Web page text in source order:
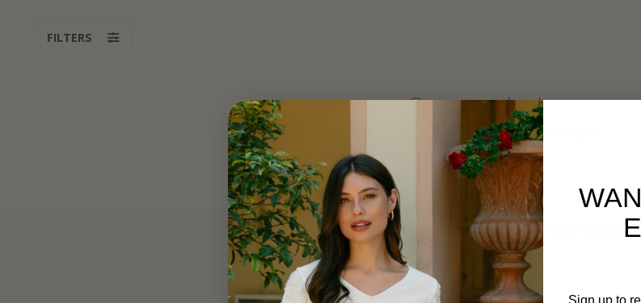
FILTERS
Geen producten
VERDER WINKELEN
Abonneer je op onze
Blijf op de hoogte over onze laatste acties